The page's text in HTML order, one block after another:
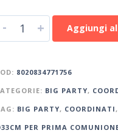
- + Aggiungi
8020834771756
BIG PARTY,
BIG PARTY, COORDINATI,
PER PRIMA